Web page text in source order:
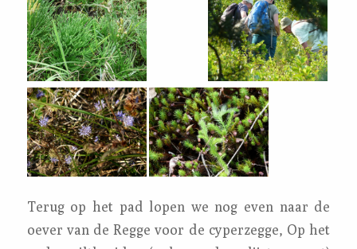
Terug op het pad lopen we nog even naar de
oever van de Regge voor de cyperzegge, Op het